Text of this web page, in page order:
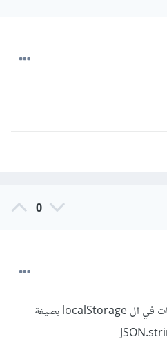
0
تتأكد أولاً إنك قمت بتخزين البيانات في ال localStorage بصيغة